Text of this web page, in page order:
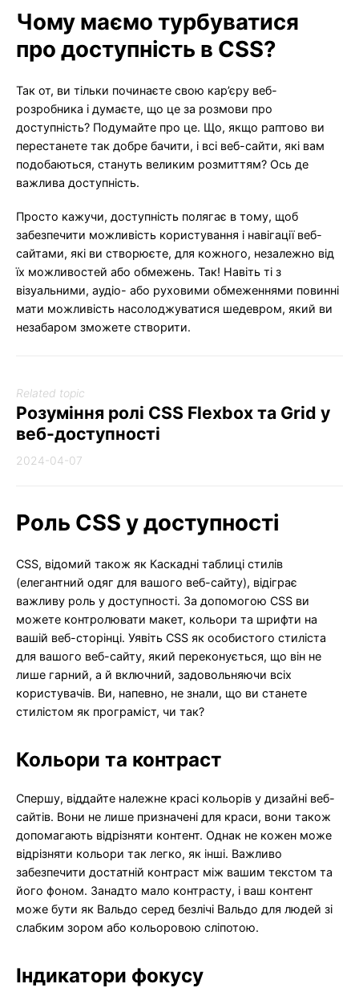
Чому маємо турбуватися
про доступність в CSS?
Так от, ви тільки починаєте свою кар’єру веб-
розробника і думаєте, що це за розмови про
доступність? Подумайте про це. Що, якщо раптово ви
перестанете так добре бачити, і всі веб-сайти, які вам
подобаються, стануть великим розмиттям? Ось де
важлива доступність.
Просто кажучи, доступність полягає в тому, щоб
забезпечити можливість користування і навігації веб-
сайтами, які ви створюєте, для кожного, незалежно від
їх можливостей або обмежень. Так! Навіть ті з
візуальними, аудіо- або руховими обмеженнями повинні
мати можливість насолоджуватися шедевром, який ви
незабаром зможете створити.
Related topic
Розуміння ролі CSS Flexbox та Grid у
веб-доступності
2024-04-07
Роль CSS у доступності
CSS, відомий також як Каскадні таблиці стилів
(елегантний одяг для вашого веб-сайту), відіграє
важливу роль у доступності. За допомогою CSS ви
можете контролювати макет, кольори та шрифти на
вашій веб-сторінці. Уявіть CSS як особистого стиліста
для вашого веб-сайту, який переконується, що він не
лише гарний, а й включний, задовольняючи всіх
користувачів. Ви, напевно, не знали, що ви станете
стилістом як програміст, чи так?
Кольори та контраст
Спершу, віддайте належне красі кольорів у дизайні веб-
сайтів. Вони не лише призначені для краси, вони також
допомагають відрізняти контент. Однак не кожен може
відрізняти кольори так легко, як інші. Важливо
забезпечити достатній контраст між вашим текстом та
його фоном. Занадто мало контрасту, і ваш контент
може бути як Вальдо серед безлічі Вальдо для людей зі
слабким зором або кольоровою сліпотою.
Індикатори фокусу